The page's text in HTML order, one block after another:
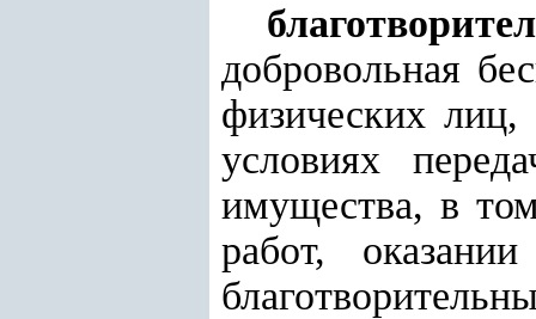
добровольная
физических
условиях
имущества, в
работ,